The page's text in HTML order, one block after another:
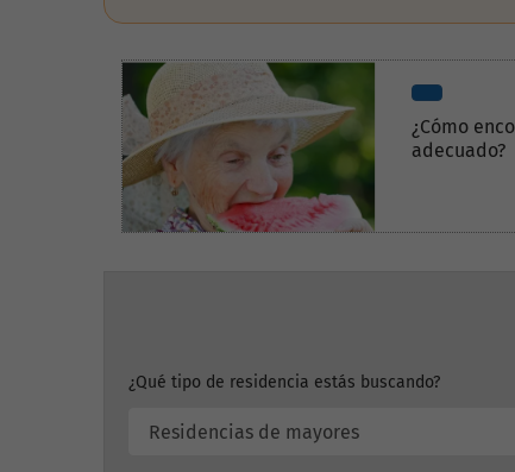
¿Cómo
adecuado?
¿Qué tipo de residencia estás buscando?